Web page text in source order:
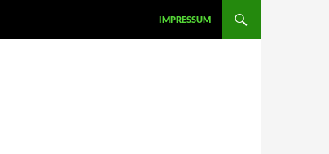
IMPRESSUM